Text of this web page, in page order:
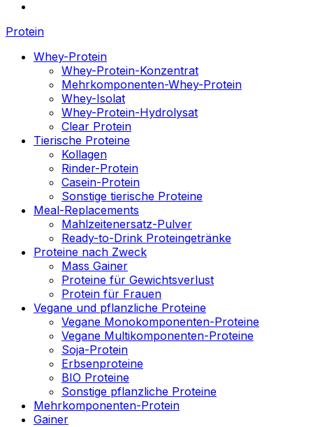
Protein
Whey-Protein
Whey-Protein-Konzentrat
Mehrkomponenten-Whey-Protein
Whey-Isolat
Whey-Protein-Hydrolysat
Clear Protein
Tierische Proteine
Kollagen
Rinder-Protein
Casein-Protein
Sonstige tierische Proteine
Meal-Replacements
Mahlzeitenersatz-Pulver
Ready-to-Drink Proteingetränke
Proteine nach Zweck
Mass Gainer
Proteine für Gewichtsverlust
Protein für Frauen
Vegane und pflanzliche Proteine
Vegane Monokomponenten-Proteine
Vegane Multikomponenten-Proteine
Soja-Protein
Erbsenproteine
BIO Proteine
Sonstige pflanzliche Proteine
Mehrkomponenten-Protein
Gainer